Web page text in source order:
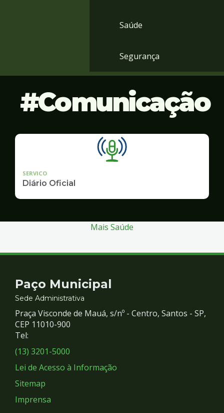
Saúde
Segurança
Comunicação
SERVICO
Diário Oficial
Mais Saúde
Contato
e
Redes
Sociais
Paço Municipal
Sede Administrativa
Praça Visconde de Mauá, s/nº - Centro, Santos - SP,
CEP 11010-900
Tel:
(13) 3201-5000
Lei de Acesso à Informação
Sitemap
Imprensa